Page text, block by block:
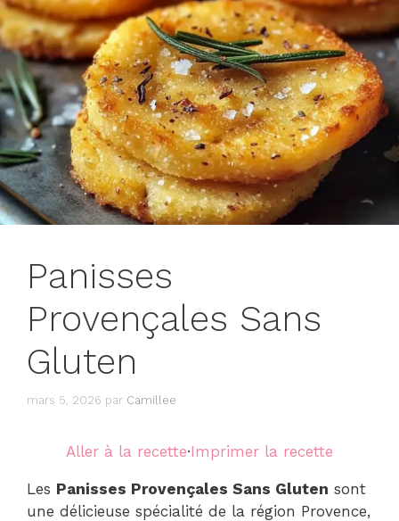
Panisses
Provençales Sans
Gluten
mars 5, 2026 par Camillee
Aller à la recette·Imprimer la recette
Les Panisses Provençales Sans Gluten sont
une délicieuse spécialité de la région Provence,